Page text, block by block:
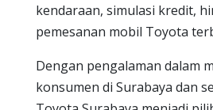
kendaraan, simulasi kredit,
pemesanan mobil Toyota
Dengan pengalaman dalam
konsumen di Surabaya dan